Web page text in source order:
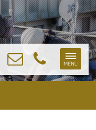
Toggle
MENU